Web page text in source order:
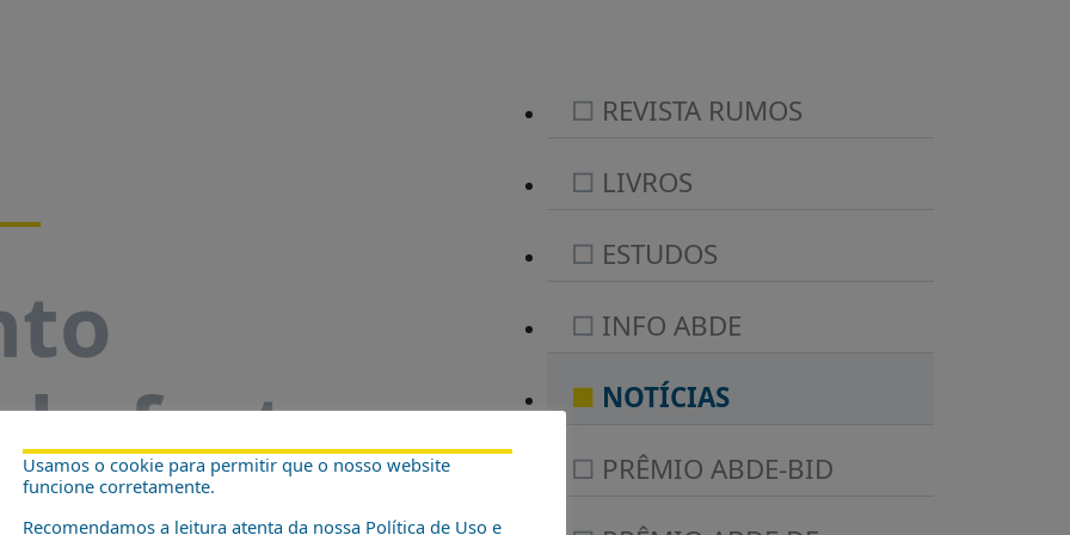
festa
REVISTA RUMOS
LIVROS
ESTUDOS
INFO ABDE
NOTÍCIAS
PRÊMIO ABDE-BID
Usamos o cookie para permitir que o nosso website
funcione corretamente.
Recomendamos a leitura atenta da nossa Política de Uso e